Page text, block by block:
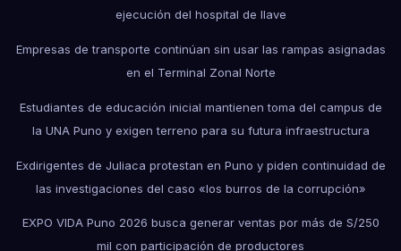
ejecución del hospital de Ilave
Empresas de transporte continúan sin usar las rampas asignadas
en el Terminal Zonal Norte
Estudiantes de educación inicial mantienen toma del campus de
la UNA Puno y exigen terreno para su futura infraestructura
Exdirigentes de Juliaca protestan en Puno y piden continuidad de
las investigaciones del caso «los burros de la corrupción»
EXPO VIDA Puno 2026 busca generar ventas por más de S/250
mil con participación de productores